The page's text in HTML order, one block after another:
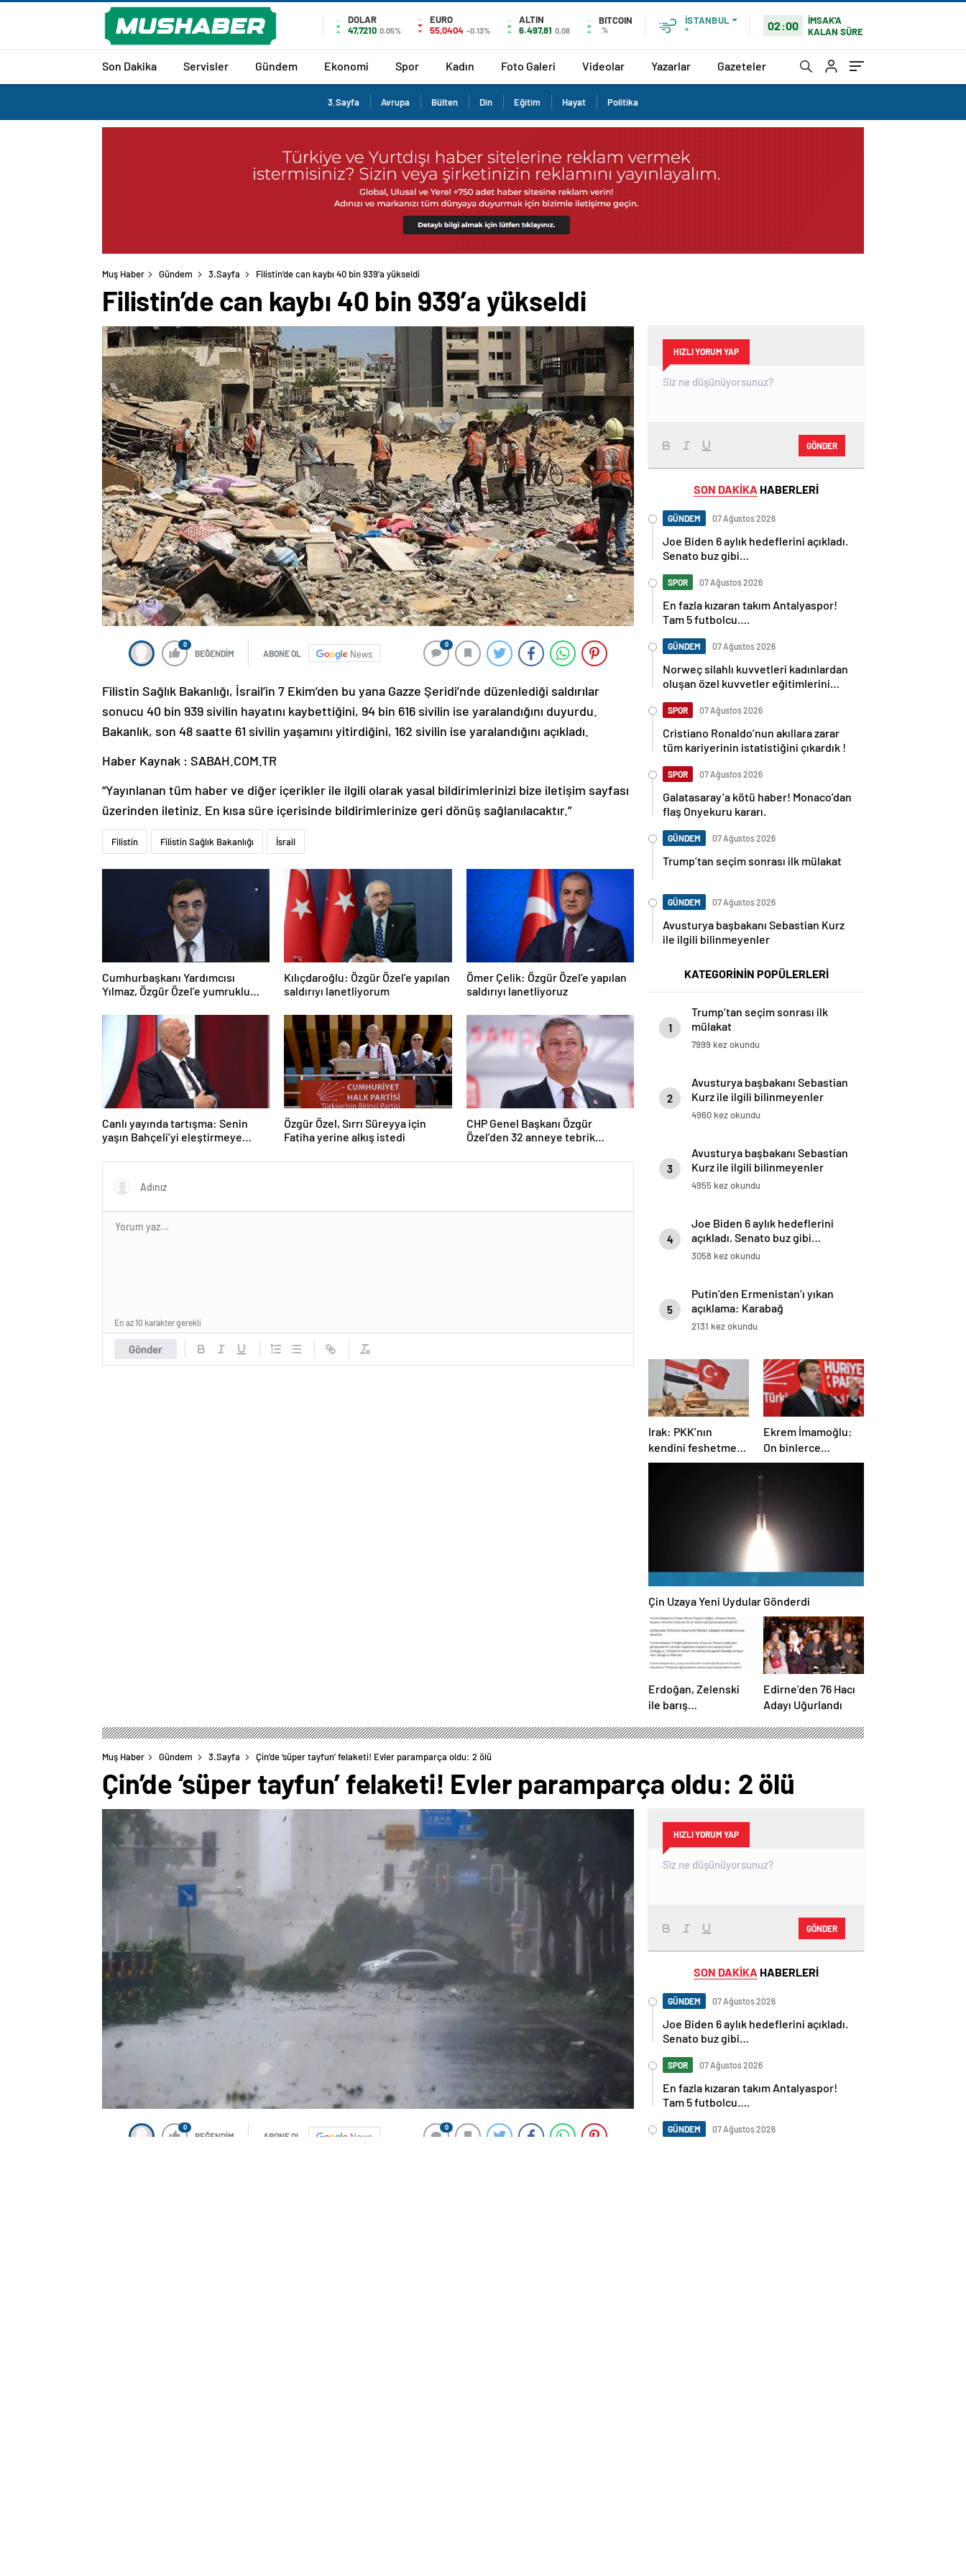
DOLAR
47,7210 0.05%
EURO
55,0404 -0.13%
ALTIN
6.497,81 0,08
BITCOIN
%
İSTANBUL
°
02:00
İMSAK'A
KALAN SÜRE
Son Dakika Servisler Gündem Ekonomi Spor Kadın Foto Galeri Videolar Yazarlar Gazeteler
3.Sayfa Avrupa Bülten Din Eğitim Hayat Politika
Muş Haber Gündem 3.Sayfa Filistin’de can kaybı 40 bin 939’a yükseldi
Filistin’de can kaybı 40 bin 939’a yükseldi
0
BEĞENDİM ABONE OL News
0
Filistin Sağlık Bakanlığı, İsrail’in 7 Ekim’den bu yana Gazze Şeridi’nde düzenlediği saldırılar
sonucu 40 bin 939 sivilin hayatını kaybettiğini, 94 bin 616 sivilin ise yaralandığını duyurdu.
Bakanlık, son 48 saatte 61 sivilin yaşamını yitirdiğini, 162 sivilin ise yaralandığını açıkladı.
Haber Kaynak : SABAH.COM.TR
“Yayınlanan tüm haber ve diğer içerikler ile ilgili olarak yasal bildirimlerinizi bize iletişim sayfası
üzerinden iletiniz. En kısa süre içerisinde bildirimlerinize geri dönüş sağlanılacaktır.”
Filistin Filistin Sağlık Bakanlığı İsrail
Cumhurbaşkanı Yardımcısı
Yılmaz, Özgür Özel’e yumruklu
Kılıçdaroğlu: Özgür Özel’e yapılan
saldırıyı lanetliyorum
Ömer Çelik: Özgür Özel’e yapılan
saldırıyı lanetliyoruz
Canlı yayında tartışma: Senin
yaşın Bahçeli’yi eleştirmeye
Özgür Özel, Sırrı Süreyya için
Fatiha yerine alkış istedi
CHP Genel Başkanı Özgür
Özel’den 32 anneye tebrik
Gönder
En az 10 karakter gerekli
HIZLI YORUM YAP
GÖNDER
SON DAKİKA HABERLERİ
GÜNDEM 07 Ağustos 2026
Joe Biden 6 aylık hedeflerini açıkladı.
Senato buz gibi…
SPOR 07 Ağustos 2026
En fazla kızaran takım Antalyaspor!
Tam 5 futbolcu….
GÜNDEM 07 Ağustos 2026
Norweç silahlı kuvvetleri kadınlardan
oluşan özel kuvvetler eğitimlerini
SPOR 07 Ağustos 2026
Cristiano Ronaldo’nun akıllara zarar
tüm kariyerinin istatistiğini çıkardık !
SPOR 07 Ağustos 2026
Galatasaray’a kötü haber! Monaco’dan
flaş Onyekuru kararı.
GÜNDEM 07 Ağustos 2026
Trump’tan seçim sonrası ilk mülakat
GÜNDEM 07 Ağustos 2026
Avusturya başbakanı Sebastian Kurz
ile ilgili bilinmeyenler
KATEGORİNİN POPÜLERLERİ
1
Trump’tan seçim sonrası ilk
mülakat
7999 kez okundu
2
Avusturya başbakanı Sebastian
Kurz ile ilgili bilinmeyenler
4960 kez okundu
3
Avusturya başbakanı Sebastian
Kurz ile ilgili bilinmeyenler
4955 kez okundu
4
Joe Biden 6 aylık hedeflerini
açıkladı. Senato buz gibi…
3058 kez okundu
5
Putin’den Ermenistan’ı yıkan
açıklama: Karabağ
Azerbaycan’ın ayrılmaz bir
2131 kez okundu
Irak: PKK’nın
kendini feshetme
kararını
Ekrem İmamoğlu:
On binlerce
vatandaşımızın
kapanmasına çok
sevindim
Çin Uzaya Yeni Uydular Gönderdi
Erdoğan, Zelenski
ile barış
hakkında görüştü
Edirne’den 76 Hacı
Adayı Uğurlandı
Muş Haber Gündem 3.Sayfa Çin’de ‘süper tayfun’ felaketi! Evler paramparça oldu: 2 ölü
Çin’de ‘süper tayfun’ felaketi! Evler paramparça oldu: 2 ölü
0
BEĞENDİM ABONE OL News
0
HIZLI YORUM YAP
GÖNDER
SON DAKİKA HABERLERİ
GÜNDEM 07 Ağustos 2026
Joe Biden 6 aylık hedeflerini açıkladı.
Senato buz gibi…
SPOR 07 Ağustos 2026
En fazla kızaran takım Antalyaspor!
Tam 5 futbolcu….
GÜNDEM 07 Ağustos 2026